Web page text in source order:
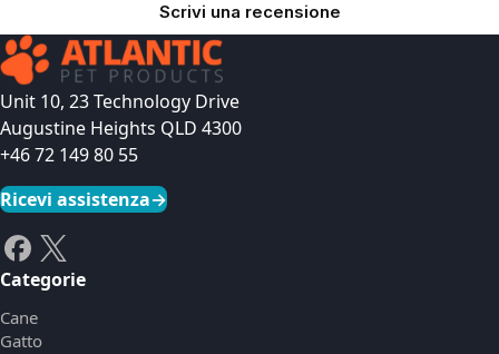
Scrivi una recensione
Unit 10, 23 Technology Drive
Augustine Heights QLD 4300
+46 72 149 80 55
Ricevi assistenza→
Categorie
Cane
Gatto